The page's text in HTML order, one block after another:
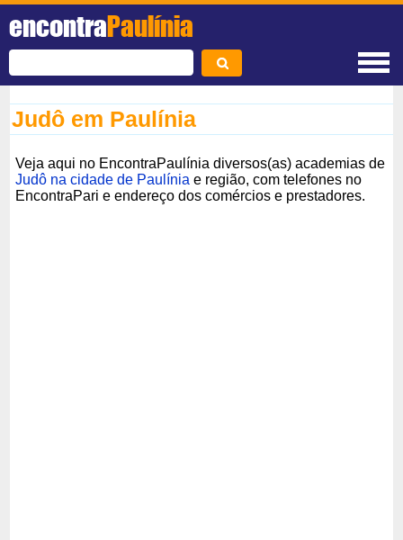
encontraPaulínia
Judô em Paulínia
Veja aqui no EncontraPaulínia diversos(as) academias de
Judô na cidade de Paulínia e região, com telefones no
EncontraPari e endereço dos comércios e prestadores.